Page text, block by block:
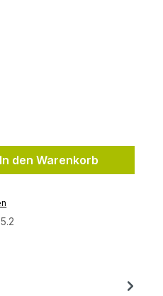
Gib den
In den Warenkorb